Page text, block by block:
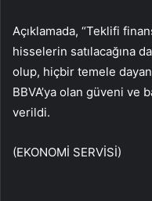
Açıklamada, “Teklifi
hisselerin satılacağına
olup, hiçbir temele
BBVA’ya olan güveni ve
verildi.
(EKONOMİ SERVİSİ)